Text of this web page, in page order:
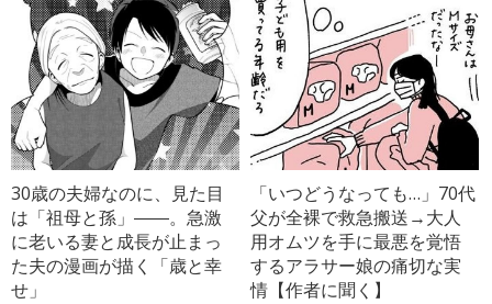
30歳の夫婦なのに、見た目
は「祖母と孫」――。急激
に老いる妻と成長が止まっ
た夫の漫画が描く「歳と幸
せ」
「いつどうなっても…」70代
父が全裸で救急搬送→大人
用オムツを手に最悪を覚悟
するアラサー娘の痛切な実
情【作者に聞く】